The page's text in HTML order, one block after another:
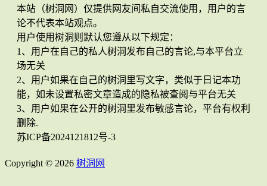
本站（树洞网）仅提供网友间私自交流使用，用户的言
论不代表本站观点。
用户使用树洞则默认您遵从以下规定：
1、用户在自己的私人树洞发布自己的言论,与本平台立
场无关
2、用户如果在自己的树洞里写文字，类似于日记本功
能，如未设置私密文章造成的隐私被查阅与平台无关
3、用户如果在公开的树洞里发布敏感言论，平台有权利
删除.
苏ICP备2024121812号-3
Copyright © 2026 树洞网